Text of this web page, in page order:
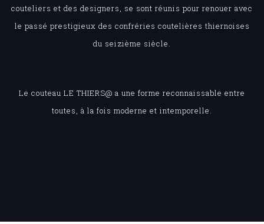
couteliers et des designers, se sont réunis pour renouer avec
le passé prestigieux des confréries coutelières thiernoises
du seizième siècle.
Le couteau LE THIERS@ a une forme reconnaissable entre
toutes, à la fois moderne et intemporelle.